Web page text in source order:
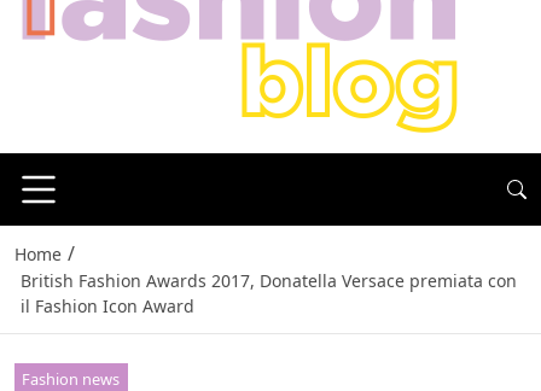
Home /
British Fashion Awards 2017, Donatella Versace premiata con
il Fashion Icon Award
Fashion news